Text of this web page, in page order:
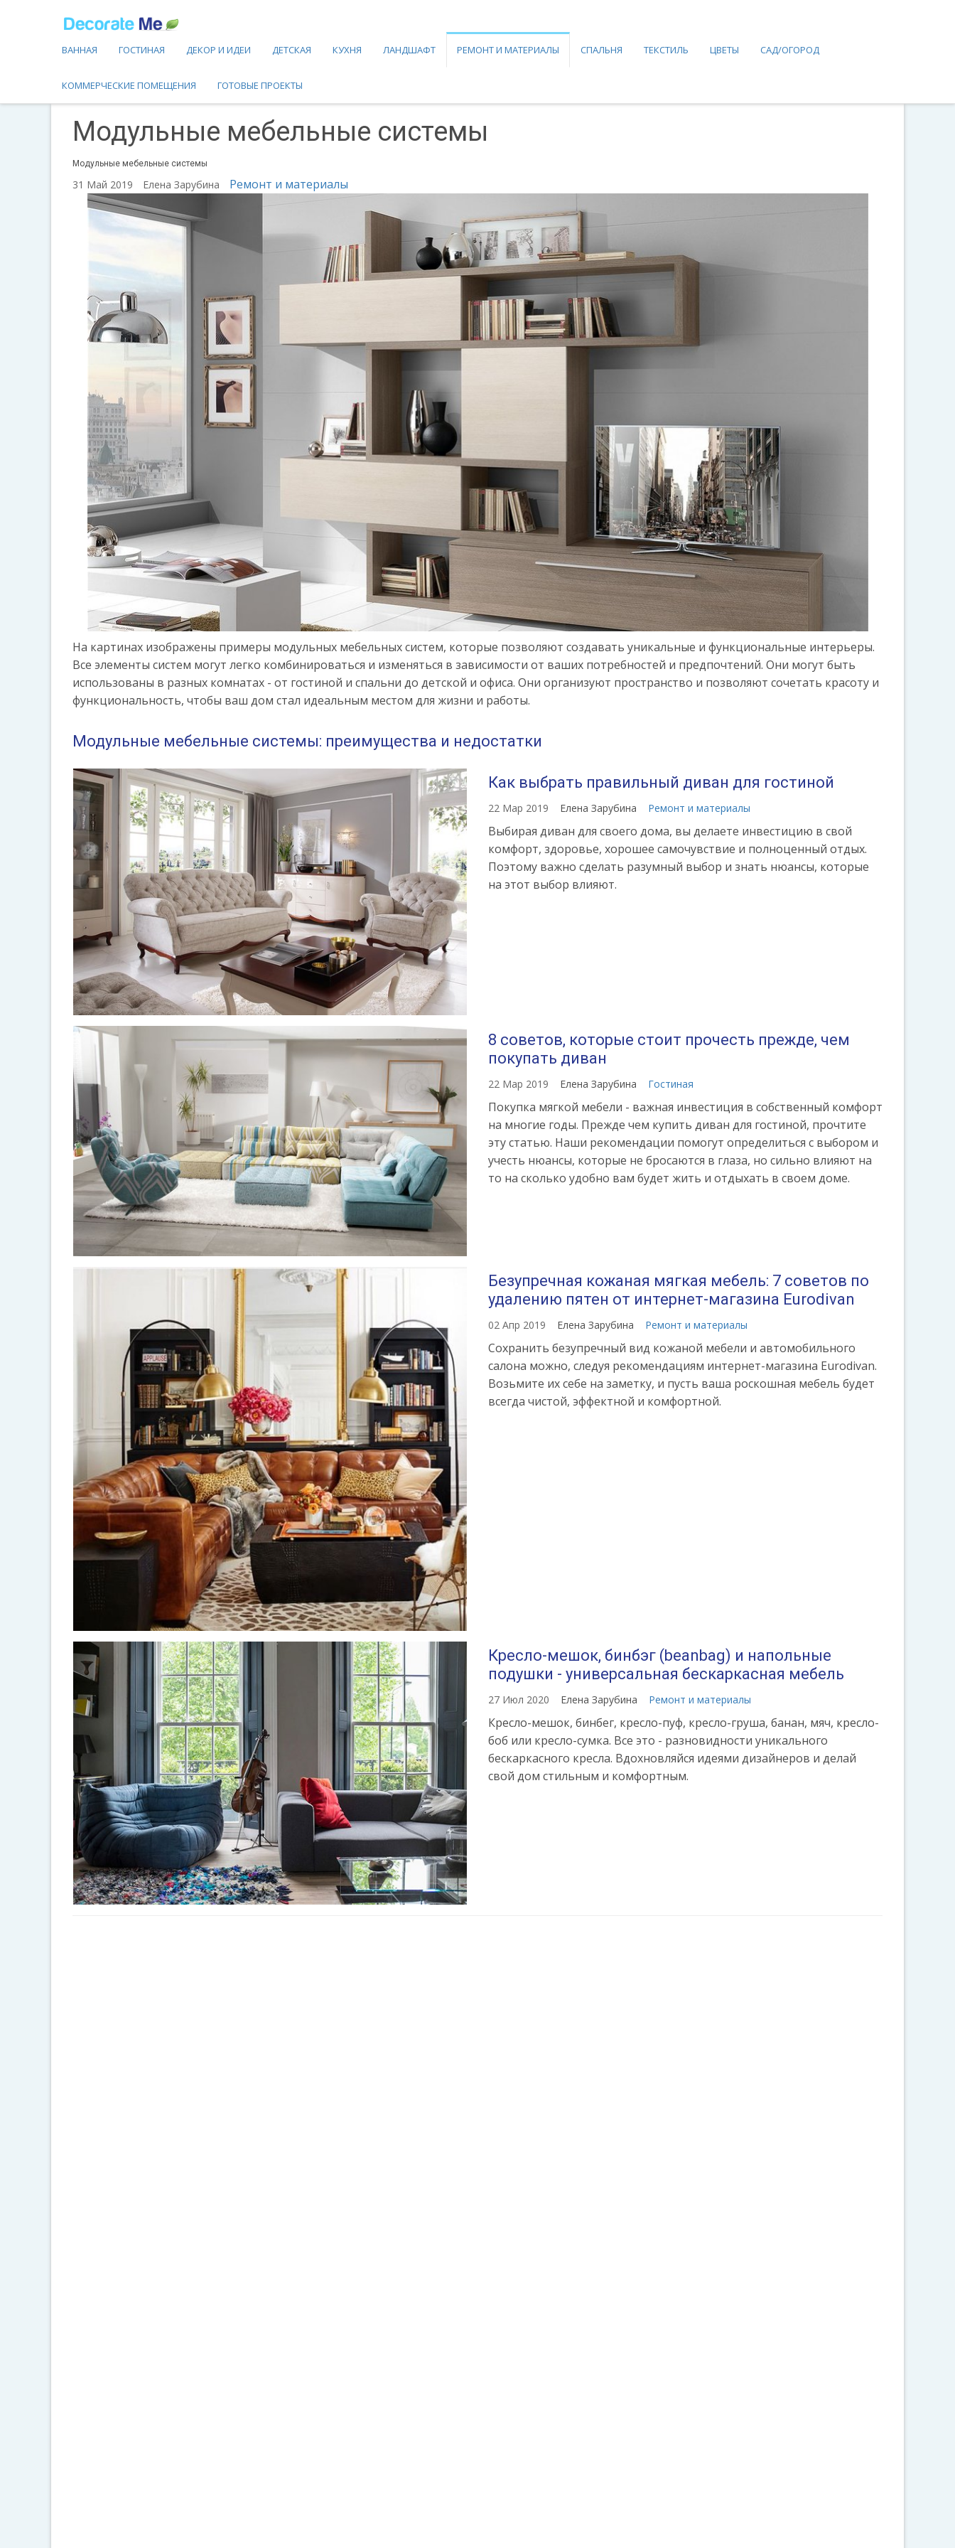
ВАННАЯ ГОСТИНАЯ ДЕКОР И ИДЕИ ДЕТСКАЯ КУХНЯ ЛАНДШАФТ РЕМОНТ И МАТЕРИАЛЫ СПАЛЬНЯ ТЕКСТИЛЬ ЦВЕТЫ САД/ОГОРОД
КОММЕРЧЕСКИЕ ПОМЕЩЕНИЯ ГОТОВЫЕ ПРОЕКТЫ
Модульные мебельные системы
Модульные мебельные системы
31 Май 2019 Елена Зарубина Ремонт и материалы
На картинах изображены примеры модульных мебельных систем, которые позволяют создавать уникальные и функциональные интерьеры.
Все элементы систем могут легко комбинироваться и изменяться в зависимости от ваших потребностей и предпочтений. Они могут быть
использованы в разных комнатах - от гостиной и спальни до детской и офиса. Они организуют пространство и позволяют сочетать красоту и
функциональность, чтобы ваш дом стал идеальным местом для жизни и работы.
Модульные мебельные системы: преимущества и недостатки
Как выбрать правильный диван для гостиной
22 Мар 2019 Елена Зарубина Ремонт и материалы
Выбирая диван для своего дома, вы делаете инвестицию в свой
комфорт, здоровье, хорошее самочувствие и полноценный отдых.
Поэтому важно сделать разумный выбор и знать нюансы, которые
на этот выбор влияют.
8 советов, которые стоит прочесть прежде, чем
покупать диван
22 Мар 2019 Елена Зарубина Гостиная
Покупка мягкой мебели - важная инвестиция в собственный комфорт
на многие годы. Прежде чем купить диван для гостиной, прочтите
эту статью. Наши рекомендации помогут определиться с выбором и
учесть нюансы, которые не бросаются в глаза, но сильно влияют на
то на сколько удобно вам будет жить и отдыхать в своем доме.
Безупречная кожаная мягкая мебель: 7 советов по
удалению пятен от интернет-магазина Eurodivan
02 Апр 2019 Елена Зарубина Ремонт и материалы
Сохранить безупречный вид кожаной мебели и автомобильного
салона можно, следуя рекомендациям интернет-магазина Eurodivan.
Возьмите их себе на заметку, и пусть ваша роскошная мебель будет
всегда чистой, эффектной и комфортной.
Кресло-мешок, бинбэг (beanbag) и напольные
подушки - универсальная бескаркасная мебель
27 Июл 2020 Елена Зарубина Ремонт и материалы
Кресло-мешок, бинбег, кресло-пуф, кресло-груша, банан, мяч, кресло-
боб или кресло-сумка. Все это - разновидности уникального
бескаркасного кресла. Вдохновляйся идеями дизайнеров и делай
свой дом стильным и комфортным.